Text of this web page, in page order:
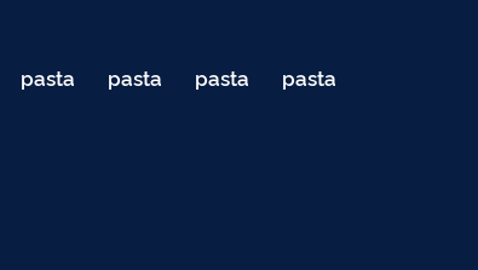
pasta
de
pasta
de
pasta
de
pasta
de